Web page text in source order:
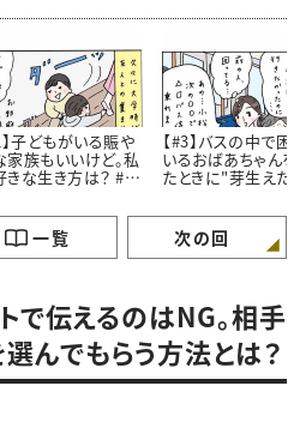
】子どもがいる賑や
家族もいいけど。私
きな生き方は？ #4
【#3】バスの中で困
いるおばあちゃんを
たときに"芽生えた
一覧 次の回
で伝えるのはNG。相手
んでもらう方法とは？